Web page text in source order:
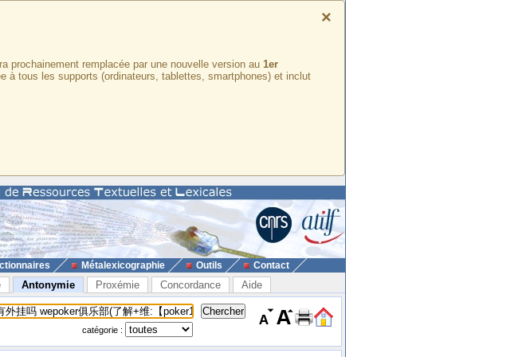
×
prochainement remplacée par une nouvelle version au 1er
à tous les supports (ordinateurs, tablettes, smartphones) et inclut
Métalexicographie Outils Contact
Antonymie Proxémie Concordance Aide
catégorie :